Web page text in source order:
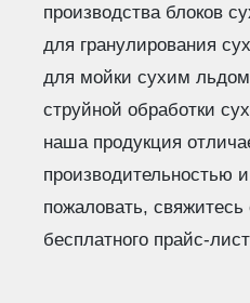
производства блоков
для гранулирования
для мойки сухим
струйной обработки
наша продукция
производительностью
пожаловать,
бесплатного прайс-